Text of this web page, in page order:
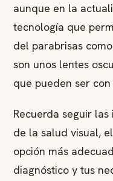
aunque en la
tecnología que
del parabrisas
son unos lentes
que pueden ser
Recuerda seguir
de la salud visual,
opción más
diagnóstico y tus